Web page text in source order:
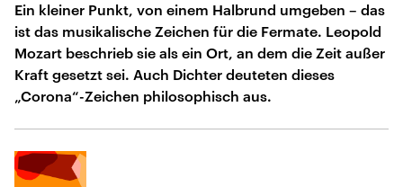
Ein kleiner Punkt, von einem Halbrund umgeben – das
ist das musikalische Zeichen für die Fermate. Leopold
Mozart beschrieb sie als ein Ort, an dem die Zeit außer
Kraft gesetzt sei. Auch Dichter deuteten dieses
„Corona“-Zeichen philosophisch aus.